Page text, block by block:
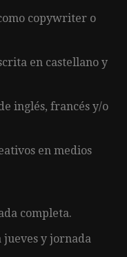
copywriter o
en castellano y
inglés, francés y/o
en medios
completa.
y jornada